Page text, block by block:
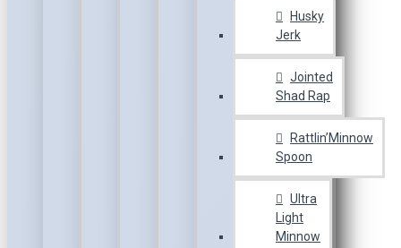
Husky
Jerk
Jointed
Shad Rap
Rattlin’Minnow
Spoon
Ultra
Light
Minnow